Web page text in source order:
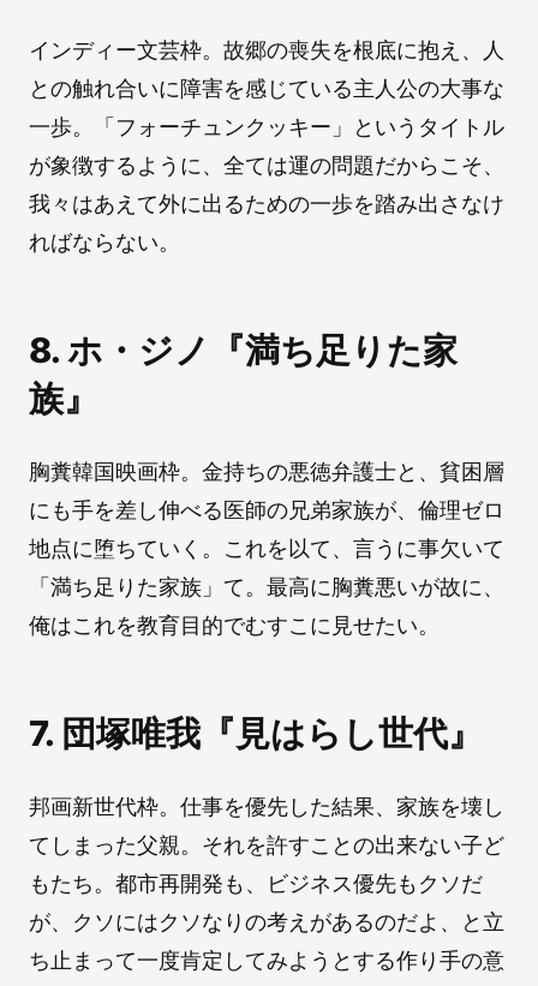
インディー文芸枠。故郷の喪失を根底に抱え、人
との触れ合いに障害を感じている主人公の大事な
一歩。「フォーチュンクッキー」というタイトル
が象徴するように、全ては運の問題だからこそ、
我々はあえて外に出るための一歩を踏み出さなけ
ればならない。
8. ホ・ジノ『満ち足りた家
族』
胸糞韓国映画枠。金持ちの悪徳弁護士と、貧困層
にも手を差し伸べる医師の兄弟家族が、倫理ゼロ
地点に堕ちていく。これを以て、言うに事欠いて
「満ち足りた家族」て。最高に胸糞悪いが故に、
俺はこれを教育目的でむすこに見せたい。
7. 団塚唯我『見はらし世代』
邦画新世代枠。仕事を優先した結果、家族を壊し
てしまった父親。それを許すことの出来ない子ど
もたち。都市再開発も、ビジネス優先もクソだ
が、クソにはクソなりの考えがあるのだよ、と立
ち止まって一度肯定してみようとする作り手の意